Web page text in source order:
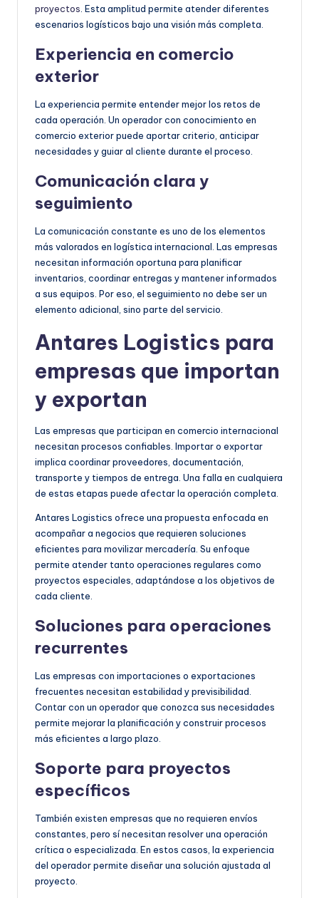
proyectos. Esta amplitud permite atender diferentes
escenarios logísticos bajo una visión más completa.
Experiencia en comercio
exterior
La experiencia permite entender mejor los retos de
cada operación. Un operador con conocimiento en
comercio exterior puede aportar criterio, anticipar
necesidades y guiar al cliente durante el proceso.
Comunicación clara y
seguimiento
La comunicación constante es uno de los elementos
más valorados en logística internacional. Las empresas
necesitan información oportuna para planificar
inventarios, coordinar entregas y mantener informados
a sus equipos. Por eso, el seguimiento no debe ser un
elemento adicional, sino parte del servicio.
Antares Logistics para
empresas que importan
y exportan
Las empresas que participan en comercio internacional
necesitan procesos confiables. Importar o exportar
implica coordinar proveedores, documentación,
transporte y tiempos de entrega. Una falla en cualquiera
de estas etapas puede afectar la operación completa.
Antares Logistics ofrece una propuesta enfocada en
acompañar a negocios que requieren soluciones
eficientes para movilizar mercadería. Su enfoque
permite atender tanto operaciones regulares como
proyectos especiales, adaptándose a los objetivos de
cada cliente.
Soluciones para operaciones
recurrentes
Las empresas con importaciones o exportaciones
frecuentes necesitan estabilidad y previsibilidad.
Contar con un operador que conozca sus necesidades
permite mejorar la planificación y construir procesos
más eficientes a largo plazo.
Soporte para proyectos
específicos
También existen empresas que no requieren envíos
constantes, pero sí necesitan resolver una operación
crítica o especializada. En estos casos, la experiencia
del operador permite diseñar una solución ajustada al
proyecto.